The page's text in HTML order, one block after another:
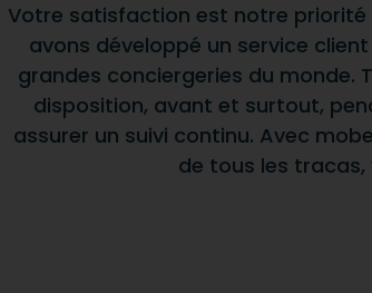
Votre satisfaction est notre priorité
avons développé un service
grandes conciergeries du monde.
disposition, avant et surtout,
assurer un suivi continu. Avec
de tous les tracas,